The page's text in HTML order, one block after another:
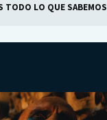
TODO LO QUE SABEMOS